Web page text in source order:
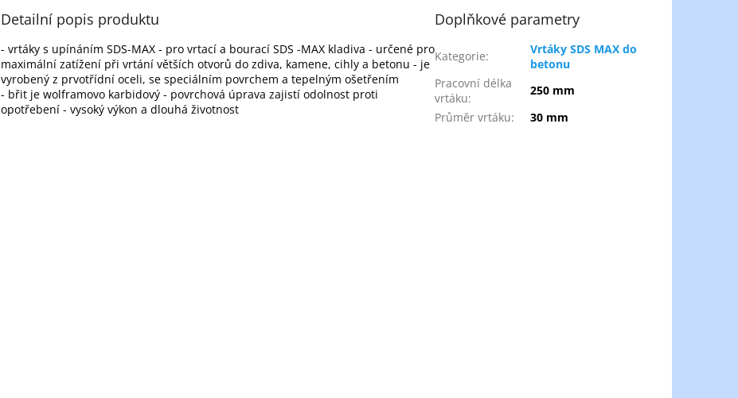
Detailní popis produktu
- vrtáky s upínáním SDS-MAX - pro vrtací a bourací SDS -MAX kladiva - určené pro
maximální zatížení při vrtání větších otvorů do zdiva, kamene, cihly a betonu - je
vyrobený z prvotřídní oceli, se speciálním povrchem a tepelným ošetřením
- břit je wolframovo karbidový - povrchová úprava zajistí odolnost proti
opotřebení - vysoký výkon a dlouhá životnost
Doplňkové parametry
Kategorie:
Vrtáky SDS MAX do
betonu
Pracovní délka
vrtáku:
250 mm
Průměr vrtáku: 30 mm